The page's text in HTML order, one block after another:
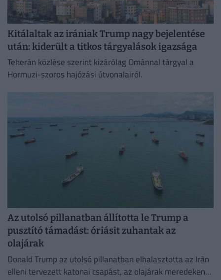
Kitálaltak az irániak Trump nagy bejelentése
után: kiderült a titkos tárgyalások igazsága
Teherán közlése szerint kizárólag Ománnal tárgyal a
Hormuzi-szoros hajózási útvonalairól.
Az utolsó pillanatban állította le Trump a
pusztító támadást: óriásit zuhantak az
olajárak
Donald Trump az utolsó pillanatban elhalasztotta az Irán
elleni tervezett katonai csapást, az olajárak meredeken